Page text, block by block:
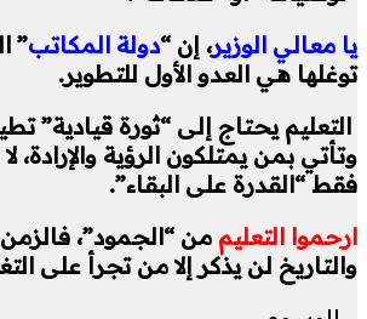
يا معالي الوزير، إن “دولة المكاتب”
توغلها هي العدو الأول للتطوير.
التعليم يحتاج إلى “ثورة قيادية”
وتأتي بمن يمتلكون الرؤية والإرادة،
فقط “القدرة على البقاء”.
ارحموا التعليم من “الجمود”، فالزمن
والتاريخ لن يذكر إلا من تجرأ على